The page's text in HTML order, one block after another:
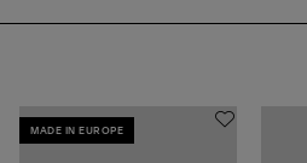
MADE IN EUROPE